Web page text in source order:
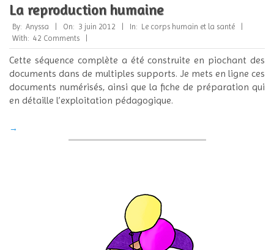
La reproduction humaine
2012-
06-
03
By: Anyssa On: 3 juin 2012 In: Le corps humain et la santé
With: 42 Comments
Cette séquence complète a été construite en piochant des
documents dans de multiples supports. Je mets en ligne ces
documents numérisés, ainsi que la fiche de préparation qui
en détaille l’exploitation pédagogique.
→